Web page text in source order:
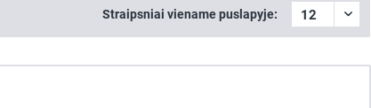
Straipsniai viename puslapyje: